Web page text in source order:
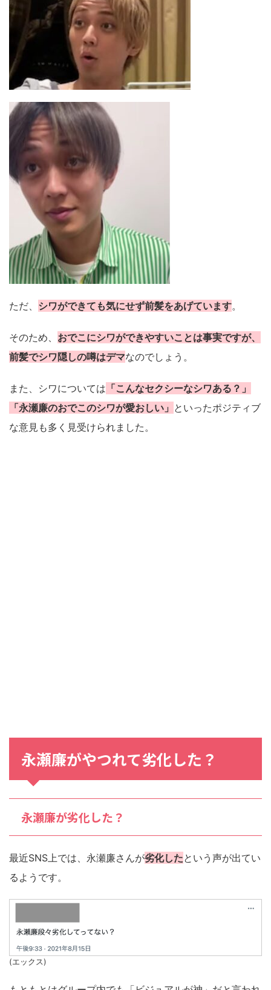
ただ、 シワができても気にせず前髪をあげています。
そのため、 おでこにシワができやすいことは事実ですが、
前髪でシワ隠しの噂はデマなのでしょう。
また、シワについては 「こんなセクシーなシワある？ 」
「永瀬廉のおでこのシワが愛おしい」 といったポジティブ
な意見も多く見受けられました。
永瀬廉がやつれて劣化した？
永瀬廉が劣化した？
最近SNS上では、永瀬廉さんが劣化したという声が出てい
るようです。
(エックス)